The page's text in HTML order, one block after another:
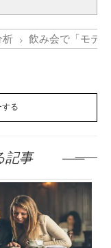
析 飲み会で「モテ
る
記事